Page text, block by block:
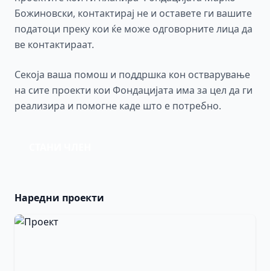
Божиновски, контактирај не и оставете ги вашите
податоци преку кои ќе може одговорните лица да
ве контактираат.
Секоја ваша помош и поддршка кон остварување
на сите проекти кои Фондацијата има за цел да ги
реализира и помогне каде што е потребно.
Наредни проекти